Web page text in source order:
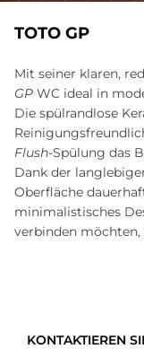
TOTO GP
Mit seiner klaren,
GP WC ideal in
Die spülrandlose
Flush-Spülung das
Dank der
Oberfläche
minimalistisches
verbinden möchten,
KONTAKTIEREN